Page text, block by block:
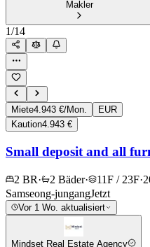
Makler
1/14
Miete4.943 €/Mon.
EUR
Kaution4.943 €
Small deposit and all
2 BR· 2 Bäder· 11F / 23F·
Samseong-jungangJetzt
Vor 1 Wo. aktualisiert
Mindset Real Estate Agency